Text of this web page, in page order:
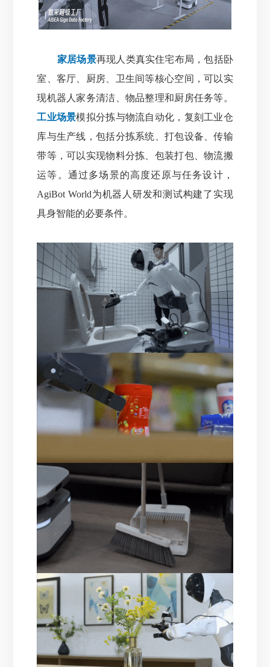
家居场景再现人类真实住宅布局，包括卧
室、客厅、厨房、卫生间等核心空间，可以实
现机器人家务清洁、物品整理和厨房任务等。
工业场景模拟分拣与物流自动化，复刻工业仓
库与生产线，包括分拣系统、打包设备、传输
带等，可以实现物料分拣、包装打包、物流搬
运等。通过多场景的高度还原与任务设计，
AgiBot World为机器人研发和测试构建了实现
具身智能的必要条件。